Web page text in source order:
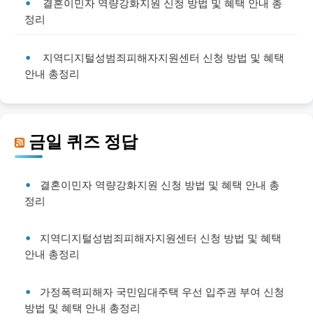
결혼이민자 역량강화지원 신청 방법 및 혜택 안내 총
정리
지역디지털성범죄피해자지원센터 신청 방법 및 혜택
안내 총정리
금일 퀴즈 정답
결혼이민자 역량강화지원 신청 방법 및 혜택 안내 총
정리
지역디지털성범죄피해자지원센터 신청 방법 및 혜택
안내 총정리
가정폭력피해자 국민임대주택 우선 입주권 부여 신청
방법 및 혜택 안내 총정리